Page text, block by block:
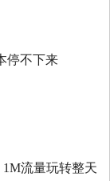
停不下来
1M流量玩转整天